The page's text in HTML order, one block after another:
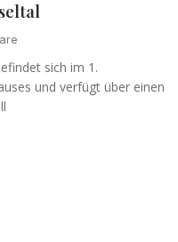
sich im 1.
und verfügt über einen